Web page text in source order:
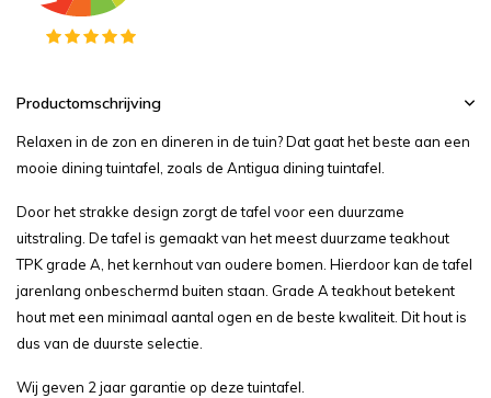
Productomschrijving
Relaxen in de zon en dineren in de tuin? Dat gaat het beste aan een
mooie dining tuintafel, zoals de Antigua dining tuintafel.
Door het strakke design zorgt de tafel voor een duurzame
uitstraling. De tafel is gemaakt van het meest duurzame teakhout
TPK grade A, het kernhout van oudere bomen. Hierdoor kan de tafel
jarenlang onbeschermd buiten staan. Grade A teakhout betekent
hout met een minimaal aantal ogen en de beste kwaliteit. Dit hout is
dus van de duurste selectie.
Wij geven 2 jaar garantie op deze tuintafel.